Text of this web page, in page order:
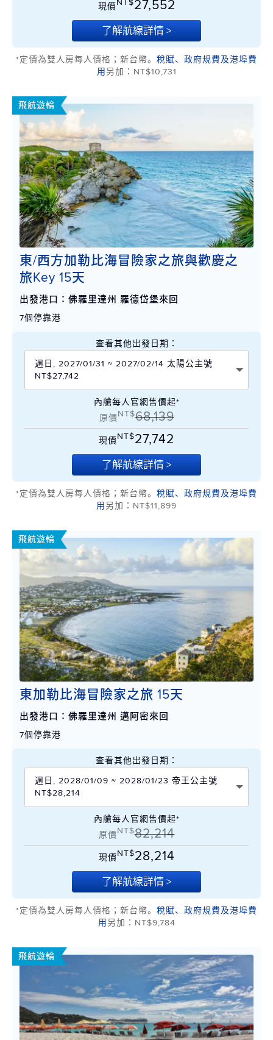
現價NT$27,552
了解航線詳情 >
*定價為雙人房每人價格；新台幣。 稅賦、政府規費及港埠費
用 另加：NT$10,731
飛航遊輪
東/西方加勒比海冒險家之旅與歡慶之
旅Key 15天
出發港口：佛羅里達州 羅德岱堡來回
7個停靠港
查看其他出發日期：
週日, 2027/01/31 ~ 2027/02/14 太陽公主號
NT$27,742
內艙每人官網售價起*
原價NT$68,139
現價NT$27,742
了解航線詳情 >
*定價為雙人房每人價格；新台幣。 稅賦、政府規費及港埠費
用 另加：NT$11,899
飛航遊輪
東加勒比海冒險家之旅 15天
出發港口：佛羅里達州 邁阿密來回
7個停靠港
查看其他出發日期：
週日, 2028/01/09 ~ 2028/01/23 帝王公主號
NT$28,214
內艙每人官網售價起*
原價NT$82,214
現價NT$28,214
了解航線詳情 >
*定價為雙人房每人價格；新台幣。 稅賦、政府規費及港埠費
用 另加：NT$9,784
飛航遊輪